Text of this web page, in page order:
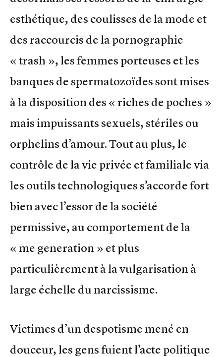
esthétique, des coulisses de la mode et
des raccourcis de la pornographie
« trash », les femmes porteuses et les
banques de spermatozoïdes sont mises
à la disposition des « riches de poches »
mais impuissants sexuels, stériles ou
orphelins d’amour. Tout au plus, le
contrôle de la vie privée et familiale via
les outils technologiques s’accorde fort
bien avec l’essor de la société
permissive, au comportement de la
« me generation » et plus
particulièrement à la vulgarisation à
large échelle du narcissisme.
Victimes d’un despotisme mené en
douceur, les gens fuient l’acte politique